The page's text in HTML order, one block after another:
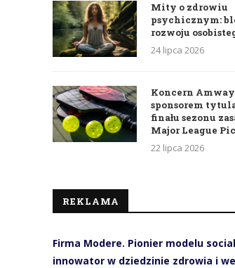
Mity o zdrowiu
psychicznym:
rozwoju
24 lipca 2026
Koncern Amway
sponsorem
finału sezonu
Major League
22 lipca 2026
REKLAMA
Firma Modere. Pionier modelu
innowator w dziedzinie zdrowia i